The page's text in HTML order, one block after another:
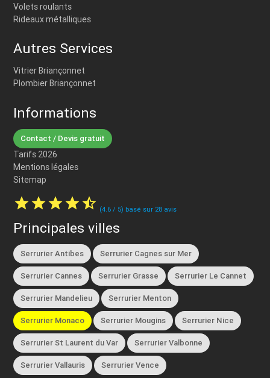
Volets roulants
Rideaux métalliques
Autres Services
Vitrier Briançonnet
Plombier Briançonnet
Informations
Contact / Devis gratuit
Tarifs 2026
Mentions légales
Sitemap
starstarstarstarstar_half (4.6 / 5) basé sur 28 avis
Principales villes
Serrurier Antibes Serrurier Cagnes sur Mer
Serrurier Cannes Serrurier Grasse Serrurier Le Cannet
Serrurier Mandelieu Serrurier Menton
Serrurier Monaco Serrurier Mougins Serrurier Nice
Serrurier St Laurent du Var Serrurier Valbonne
Serrurier Vallauris Serrurier Vence